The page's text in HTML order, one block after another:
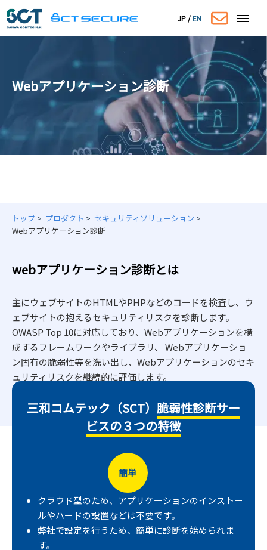
JP /EN
Webアプリケーション診断
トップ プロダクト
セキュリティソリューション
Webアプリケーション診断
webアプリケーション診断とは
主にウェブサイトのHTMLやPHPなどのコードを検査し、ウ
ェブサイトの抱えるセキュリティリスクを診断します。
OWASP Top 10に対応しており、Webアプリケーションを構
成するフレームワークやライブラリ、 Webアプリケーショ
ン固有の脆弱性等を洗い出し、Webアプリケーションのセキ
ュリティリスクを継続的に評価します。
三和コムテック（SCT） 脆弱性診断サー
ビスの３つの特徴
簡単
クラウド型のため、アプリケーションのインストー
ルやハードの設置などは不要です。
弊社で設定を行うため、簡単に診断を始められま
す。